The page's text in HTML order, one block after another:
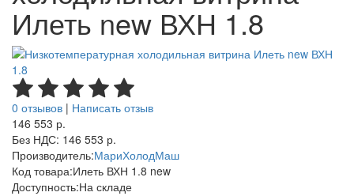
Илеть new ВХН 1.8
0 отзывов | Написать отзыв
146 553 р.
Без НДС: 146 553 р.
Производитель:МариХолодМаш
Код товара:Илеть ВХН 1.8 new
Доступность:На складе